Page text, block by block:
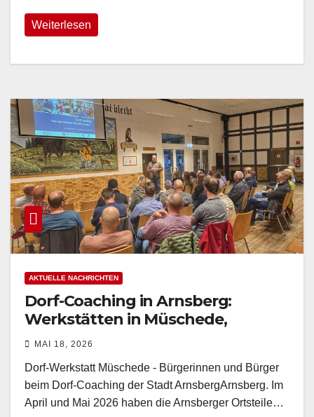
Weiterlesen
AKTUELLE NACHRICHTEN
Dorf-Coaching in Arnsberg:
Werkstätten in Müschede,
Niedereimer und Wennigloh
MAI 18, 2026
Dorf-Werkstatt Müschede - Bürgerinnen und Bürger
beim Dorf-Coaching der Stadt ArnsbergArnsberg. Im
April und Mai 2026 haben die Arnsberger Ortsteile…